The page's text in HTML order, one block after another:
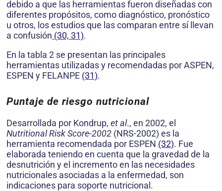
debido a que las herramien­tas fueron diseñadas con
diferentes propósitos, como diagnóstico, pronóstico
u otros, los estudios que las comparan entre sí llevan
a confusión (30, 31).
En la tabla 2 se presentan las principales
herramientas utilizadas y recomendadas por ASPEN,
ESPEN y FELANPE (31).
Puntaje de riesgo nutricional
Desarrollada por Kondrup, et al., en 2002, el
Nutritional Risk Score-2002 (NRS-2002) es la
herramienta recomen­dada por ESPEN (32). Fue
elaborada teniendo en cuenta que la gravedad de la
desnutrición y el incremento en las necesidades
nutricionales asociadas a la enfermedad, son
indicaciones para soporte nutricional.